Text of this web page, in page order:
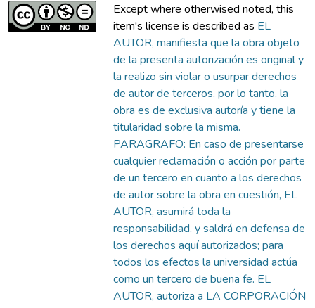
Except where otherwised noted, this
item's license is described as EL
AUTOR, manifiesta que la obra objeto
de la presenta autorización es original y
la realizo sin violar o usurpar derechos
de autor de terceros, por lo tanto, la
obra es de exclusiva autoría y tiene la
titularidad sobre la misma.
PARAGRAFO: En caso de presentarse
cualquier reclamación o acción por parte
de un tercero en cuanto a los derechos
de autor sobre la obra en cuestión, EL
AUTOR, asumirá toda la
responsabilidad, y saldrá en defensa de
los derechos aquí autorizados; para
todos los efectos la universidad actúa
como un tercero de buena fe. EL
AUTOR, autoriza a LA CORPORACIÓN